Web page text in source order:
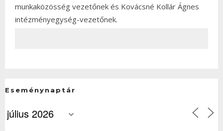
munkaközösség vezetőnek és Kovácsné Kollár Ágnes
intézményegység-vezetőnek.
Eseménynaptár